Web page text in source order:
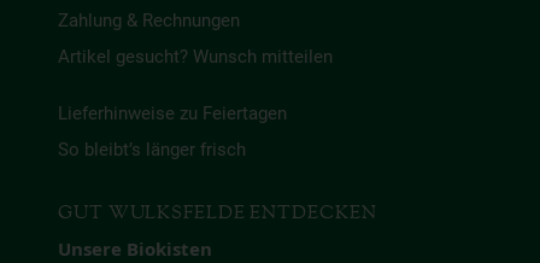
Zahlung & Rechnungen
Artikel gesucht? Wunsch mitteilen
Lieferhinweise zu Feiertagen
So bleibt’s länger frisch
GUT WULKSFELDE ENTDECKEN
Unsere Biokisten